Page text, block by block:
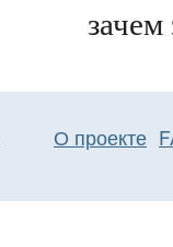
зачем
О проекте